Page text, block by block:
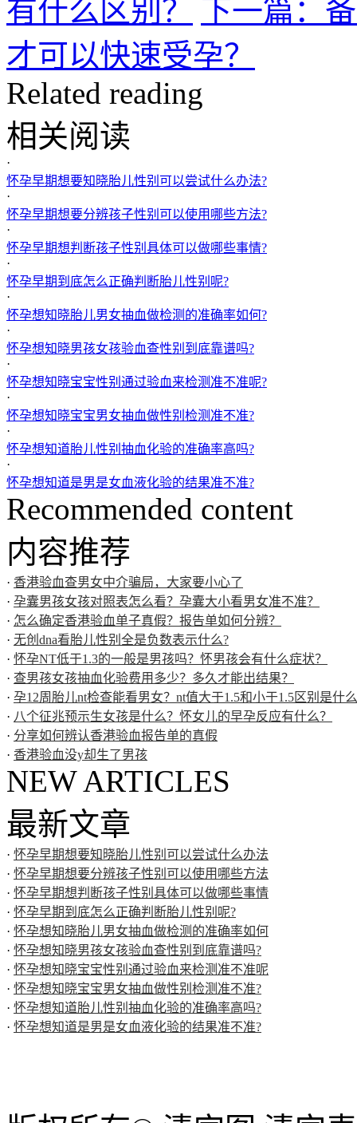
有什么区别？
下一篇：
才可以快速受孕？
Related reading
相关阅读
·
怀孕早期想要知晓胎儿性别可以尝试什么办法?
·
怀孕早期想要分辨孩子性别可以使用哪些方法?
·
怀孕早期想判断孩子性别具体可以做哪些事情?
·
怀孕早期到底怎么正确判断胎儿性别呢?
·
怀孕想知晓胎儿男女抽血做检测的准确率如何?
·
怀孕想知晓男孩女孩验血查性别到底靠谱吗?
·
怀孕想知晓宝宝性别通过验血来检测准不准呢?
·
怀孕想知晓宝宝男女抽血做性别检测准不准?
·
怀孕想知道胎儿性别抽血化验的准确率高吗?
·
怀孕想知道是男是女血液化验的结果准不准?
Recommended content
内容推荐
· 香港验血查男女中介骗局，大家要小心了
· 孕囊男孩女孩对照表怎么看？孕囊大小看男女准不准？
· 怎么确定香港验血单子真假？报告单如何分辨？
· 无创dna看胎儿性别全是负数表示什么?
· 怀孕NT低于1.3的一般是男孩吗？怀男孩会有什么症状？
· 查男孩女孩抽血化验费用多少？多久才能出结果？
· 孕12周胎儿nt检查能看男女？nt值大于1.5和小于1.5区别是什
· 八个征兆预示生女孩是什么？怀女儿的早孕反应有什么？
· 分享如何辨认香港验血报告单的真假
· 香港验血没y却生了男孩
NEW ARTICLES
最新文章
· 怀孕早期想要知晓胎儿性别可以尝试什么办法
· 怀孕早期想要分辨孩子性别可以使用哪些方法
· 怀孕早期想判断孩子性别具体可以做哪些事情
· 怀孕早期到底怎么正确判断胎儿性别呢?
· 怀孕想知晓胎儿男女抽血做检测的准确率如何
· 怀孕想知晓男孩女孩验血查性别到底靠谱吗?
· 怀孕想知晓宝宝性别通过验血来检测准不准呢
· 怀孕想知晓宝宝男女抽血做性别检测准不准?
· 怀孕想知道胎儿性别抽血化验的准确率高吗?
· 怀孕想知道是男是女血液化验的结果准不准?